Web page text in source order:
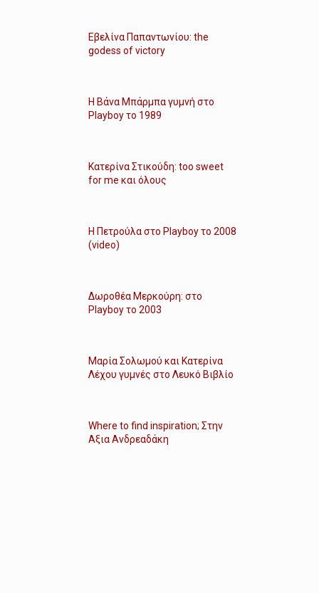
Εβελίνα Παπαντωνίου: the
godess of victory
Η Βάνα Μπάρμπα γυμνή στο
Playboy το 1989
Κατερίνα Στικούδη: too sweet
for me και όλους
Η Πετρούλα στο Playboy το 2008
(video)
Δωροθέα Μερκούρη: στο
Playboy το 2003
Μαρία Σολωμού και Κατερίνα
Λέχου γυμνές στο Λευκό Βιβλίο
Where to find inspiration; Στην
Αξια Ανδρεαδάκη